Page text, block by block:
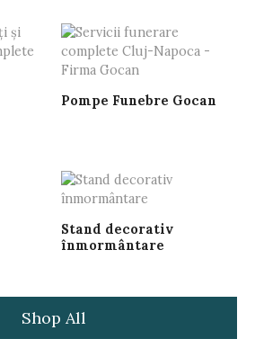
Pompe Funebre Gocan
Stand decorativ
înmormântare
Shop All